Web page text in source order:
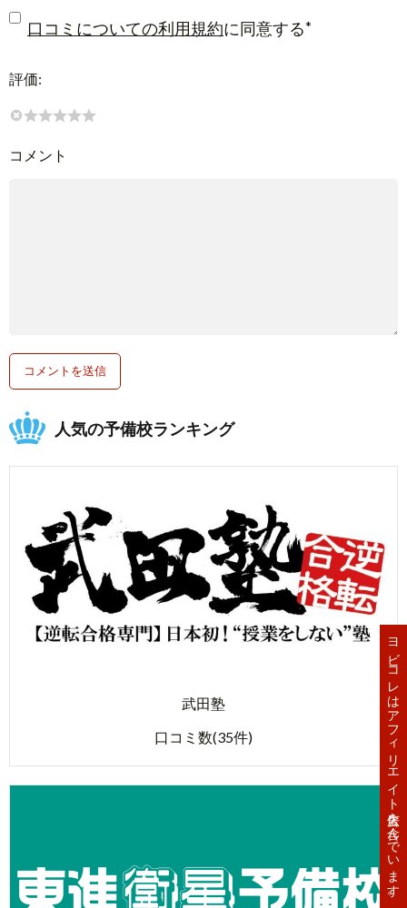
口コミについての利用規約に同意する*
評価:
コメント
人気の予備校ランキング
武田塾
口コミ数(35件)
ヨビコレはアフィリエイト広告を含んでいます。